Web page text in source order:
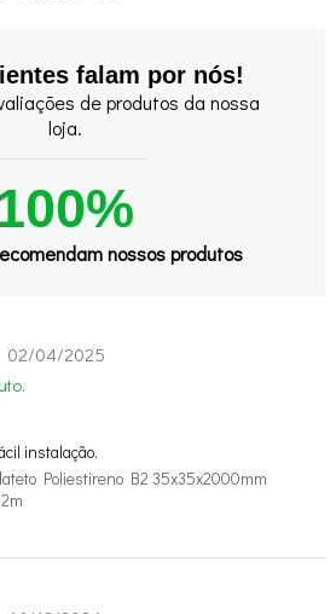
falam por nós!
de produtos da nossa
loja.
nossos produtos
02/04/2025
instalação.
Poliestireno B2 35x35x2000mm